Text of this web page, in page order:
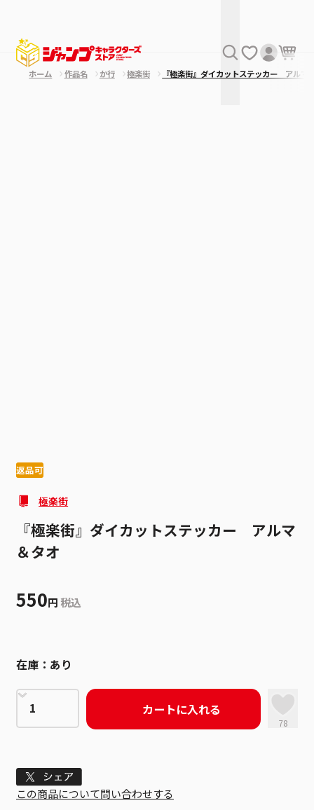
ホーム 作品名 か行 極楽街 『極楽街』ダイカットステッカー アル
返品可
極楽街
『極楽街』ダイカットステッカー アルマ
＆タオ
550円 税込
在庫： あり
カートに入れる
78
Tweet
この商品について問い合わせする